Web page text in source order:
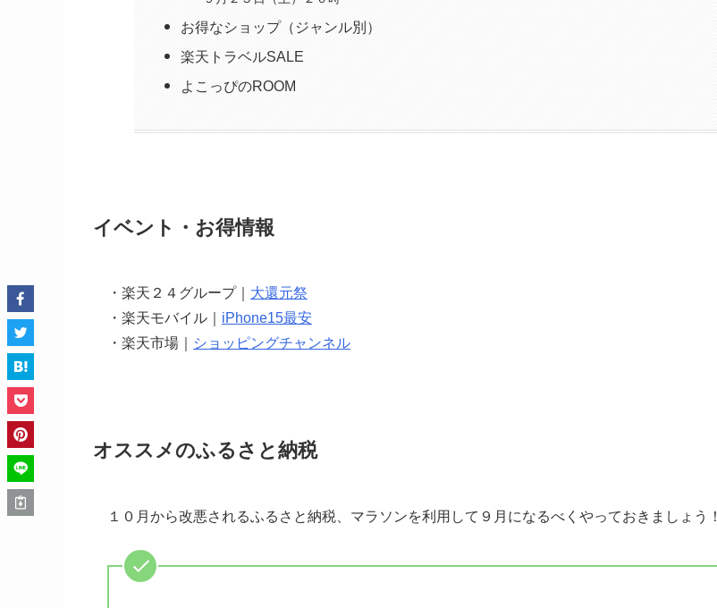
お得なショップ（ジャンル別）
楽天トラベルSALE
よこっぴのROOM
イベント・お得情報
・楽天２４グループ｜ 大還元祭
・楽天モバイル｜ iPhone15最安
・楽天市場｜
ショッピングチャンネル
オススメのふるさと納税
１０月から改悪されるふるさと納税、マラソンを利用して９月になるべくやっておきましょう！